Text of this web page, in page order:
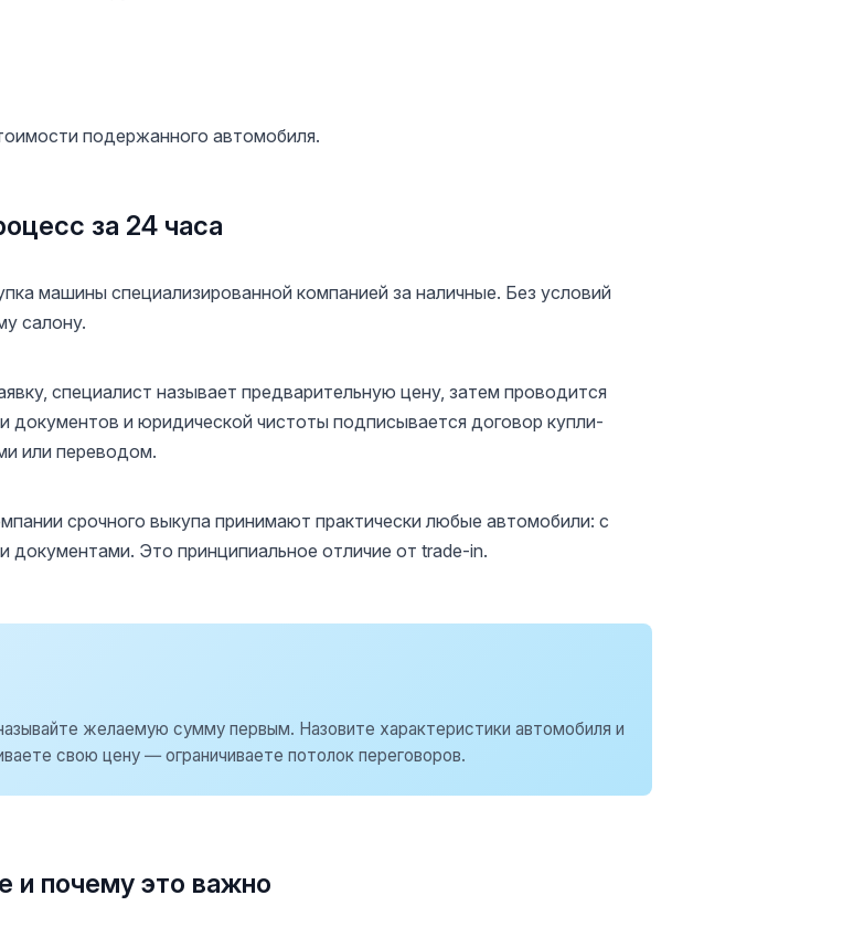
подержанного автомобиля.
за 24 часа
машины специализированной компанией за наличные. Без условий
салону.
специалист называет предварительную цену, затем проводится
документов и юридической чистоты подписывается договор купли-
или переводом.
срочного выкупа принимают практически любые автомобили: с
Это принципиальное отличие от trade-in.
желаемую сумму первым. Назовите характеристики автомобиля и
свою цену — ограничиваете потолок переговоров.
и почему это важно